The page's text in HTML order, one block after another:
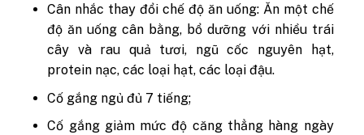
Cân nhắc thay đổi chế độ ăn uống: Ăn một chế
độ ăn uống cân bằng, bổ dưỡng với nhiều trái
cây và rau quả tươi, ngũ cốc nguyên hạt,
protein nạc, các loại hạt, các loại đậu.
Cố gắng ngủ đủ 7 tiếng;
Cố gắng giảm mức độ căng thẳng hàng ngày